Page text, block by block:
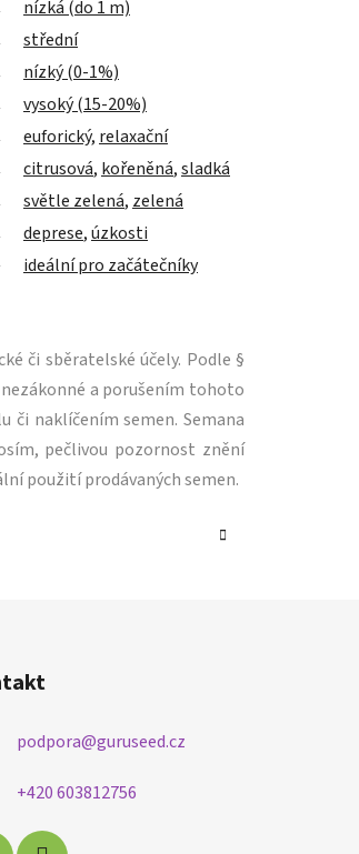
nízká (do 1 m)
střední
nízký (0-1%)
vysoký (15-20%)
euforický, relaxační
citrusová, kořeněná,sladká
světle zelená, zelená
deprese,úzkosti
ideální pro začátečníky
či sběratelské účely. Podle §
nezákonné a porušením tohoto
či naklíčením semen. Semana
pečlivou pozornost znění
použití prodávaných semen.
podpora@guruseed.cz
+420 603812756